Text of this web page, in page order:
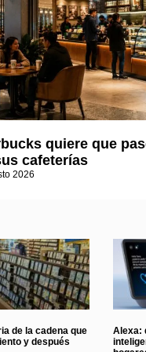
quiere que
cafeterías
2026
de la cadena que
y después
Alexa: